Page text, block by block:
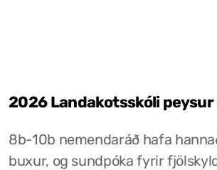
2026 Landakotsskóli
8b-10b nemendaráð hafa
buxur, og sundpóka fyrir